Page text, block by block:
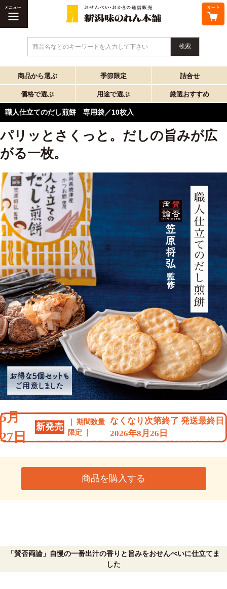
商品名などのキーワードを入力して下さい
商品から選ぶ 季節限定 詰合せ
価格で選ぶ 用途で選ぶ 厳選おすすめ
職人仕立てのだし煎餅 専用袋／10枚入
パリッとさくっと。だしの旨みが広
がる一枚。
5月
27日
新発売
期間数量
限定
なくなり次第終了 発送最終日
2026年8月26日
商品を購入する
「賛否両論」自慢の一番出汁の香りと旨みをおせんべいに仕立てま
した